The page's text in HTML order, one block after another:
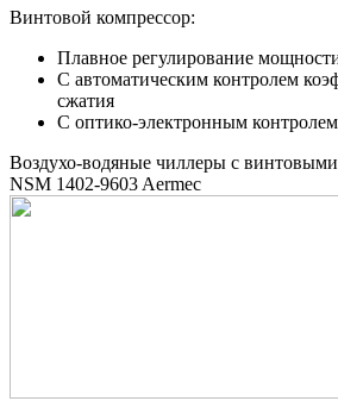
Винтовой компрессор:
Плавное регулирование
С автоматическим контролем
сжатия
С оптико-электронным
Воздухо-водяные чиллеры с
NSM 1402-9603 Aermec